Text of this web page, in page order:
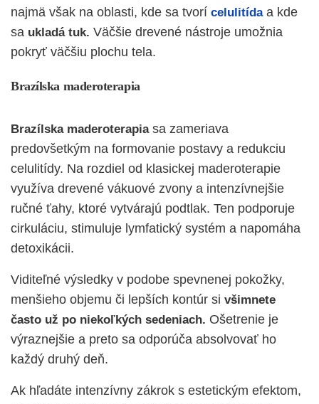
najmä však na oblasti, kde sa tvorí celulitídaa kde
sa ukladá tuk. Väčšie drevené nástroje umožnia
pokryť väčšiu plochu tela.
Brazílska maderoterapia
Brazílska maderoterapiasa zameriava
predovšetkým na formovanie postavy a redukciu
celulitídy. Na rozdiel od klasickej maderoterapie
využíva drevené vákuové zvony a intenzívnejšie
ručné ťahy, ktoré vytvárajú podtlak. Ten podporuje
cirkuláciu, stimuluje lymfatický systém a napomáha
detoxikácii.
Viditeľné výsledky v podobe spevnenej pokožky,
menšieho objemu či lepších kontúr si všimnete
často už po niekoľkých sedeniach. Ošetrenie je
výraznejšie a preto sa odporúča absolvovať ho
každý druhý deň.
Ak hľadáte intenzívny zákrok s estetickým efektom,